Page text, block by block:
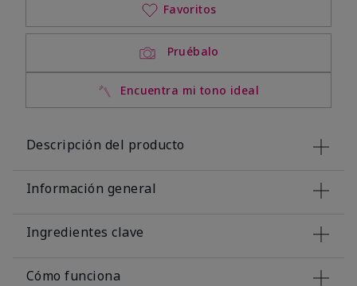
Pruébalo
Encuentra mi tono ideal
Favoritos
Descripción del producto
Información general
Ingredientes clave
Cómo funciona